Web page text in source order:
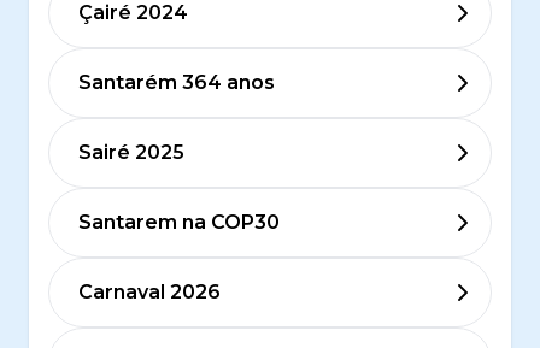
Çairé 2024
Santarém 364 anos
Sairé 2025
Santarem na COP30
Carnaval 2026